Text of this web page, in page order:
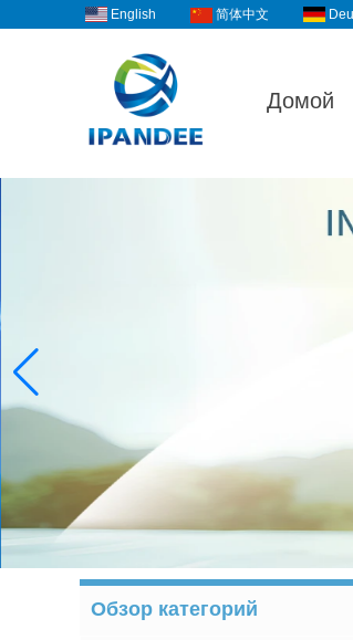
English 简体中文
Домой
Обзор категорий